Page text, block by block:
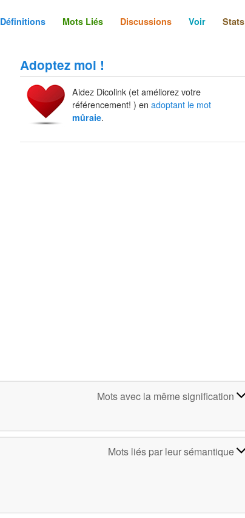
Définitions Mots Liés Discussions Voir Stats
Adoptez moi !
Aidez Dicolink (et améliorez votre
référencement! ) en adoptant le mot
mûraie.
Mots avec la même signification
Mots liés par leur sémantique